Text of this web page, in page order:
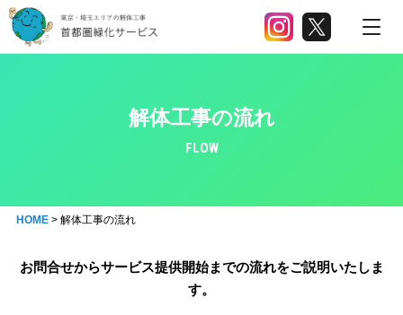
解体工事の流れ
FLOW
HOME> 解体工事の流れ
お問合せからサービス提供開始までの流れをご説明いたしま
す。